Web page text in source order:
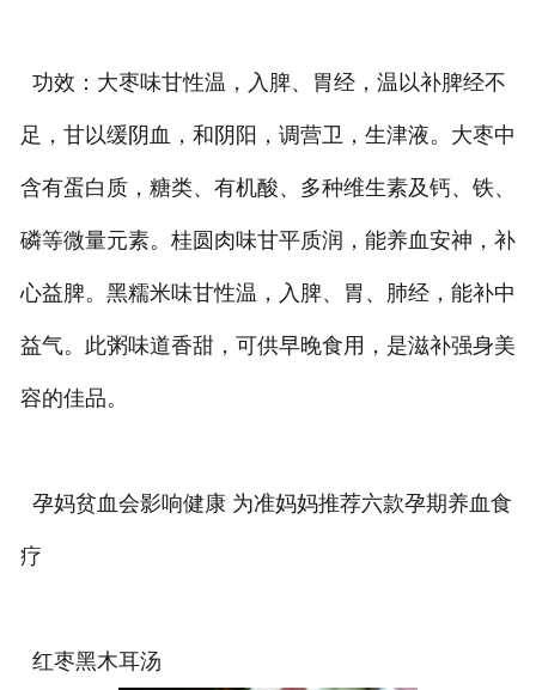
功效：大枣味甘性温，入脾、胃经，温以补脾经不
足，甘以缓阴血，和阴阳，调营卫，生津液。大枣中
含有蛋白质，糖类、有机酸、多种维生素及钙、铁、
磷等微量元素。桂圆肉味甘平质润，能养血安神，补
心益脾。黑糯米味甘性温，入脾、胃、肺经，能补中
益气。此粥味道香甜，可供早晚食用，是滋补强身美
容的佳品。
孕妈贫血会影响健康 为准妈妈推荐六款孕期养血食
疗
红枣黑木耳汤